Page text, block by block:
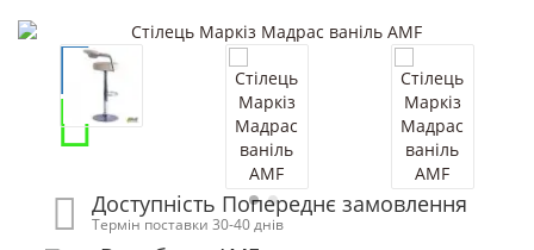
Доступність Попереднє замовлення
Термін поставки 30-40 днів